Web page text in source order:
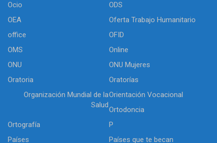
Ocio
ODS
OEA
Oferta Trabajo Humanitario
office
OFID
OMS
Online
ONU
ONU Mujeres
Oratoria
Oratorías
Organización Mundial de la
Salud
Orientación Vocacional
Ortodoncia
Ortografía
P
Países
Países que te becan